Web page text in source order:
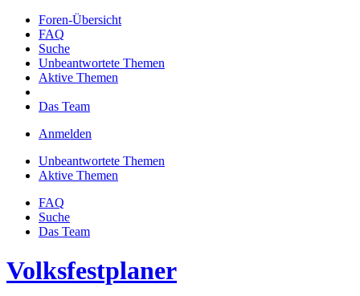
Foren-Übersicht
FAQ
Suche
Unbeantwortete Themen
Aktive Themen
Das Team
Anmelden
Unbeantwortete Themen
Aktive Themen
FAQ
Suche
Das Team
Volksfestplaner